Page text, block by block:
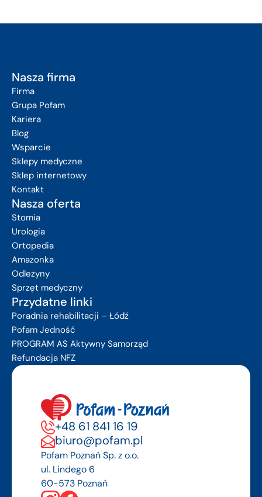
Nasza firma
Firma
Grupa Pofam
Kariera
Blog
Wsparcie
Sklepy medyczne
Sklep internetowy
Kontakt
Nasza oferta
Stomia
Urologia
Ortopedia
Amazonka
Odleżyny
Sprzęt medyczny
Przydatne linki
Poradnia rehabilitacji – Łódź
Pofam Jedność
PROGRAM AS Aktywny Samorząd
Refundacja NFZ
+48 61 841 16 19
biuro@pofam.pl
Pofam Poznań Sp. z o.o.
ul. Lindego 6
60-573 Poznań